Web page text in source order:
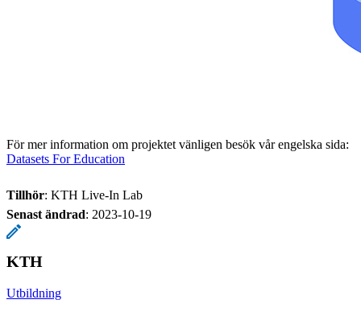
För mer information om projektet vänligen besök vår engelska sida:
Datasets For Education
Tillhör: KTH Live-In Lab
Senast ändrad: 2023-10-19
KTH
Utbildning